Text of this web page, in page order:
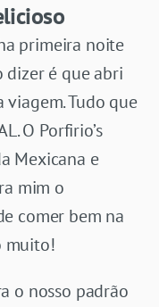
primeira noite
dizer é que abri
viagem. Tudo que
O Porfirio’s
Mexicana e
mim o
comer bem na
muito!
o nosso padrão